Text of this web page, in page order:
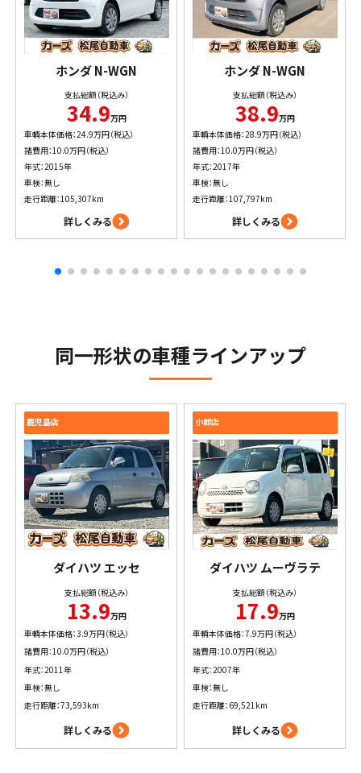
ホンダN-WGN
支払総額（税込み）
34.9万円
車輌本体価格：24.9万円（税込）
諸費用：10.0万円（税込）
年式：2015年
車検：無し
走行距離：105,307km
詳しくみる
ホンダN-WGN
支払総額（税込み）
38.9万円
車輌本体価格：28.9万円（税込）
諸費用：10.0万円（税込）
年式：2017年
車検：無し
走行距離：107,797km
詳しくみる
同一形状の車種ラインアップ
鹿児島店
ダイハツエッセ
支払総額（税込み）
13.9万円
車輌本体価格：3.9万円（税込）
諸費用：10.0万円（税込）
年式：2011年
車検：無し
走行距離：73,593km
詳しくみる
小郡店
ダイハツ ムーヴラテ
支払総額（税込み）
17.9万円
車輌本体価格：7.9万円（税込）
諸費用：10.0万円（税込）
年式：2007年
車検：無し
走行距離：69,521km
詳しくみる